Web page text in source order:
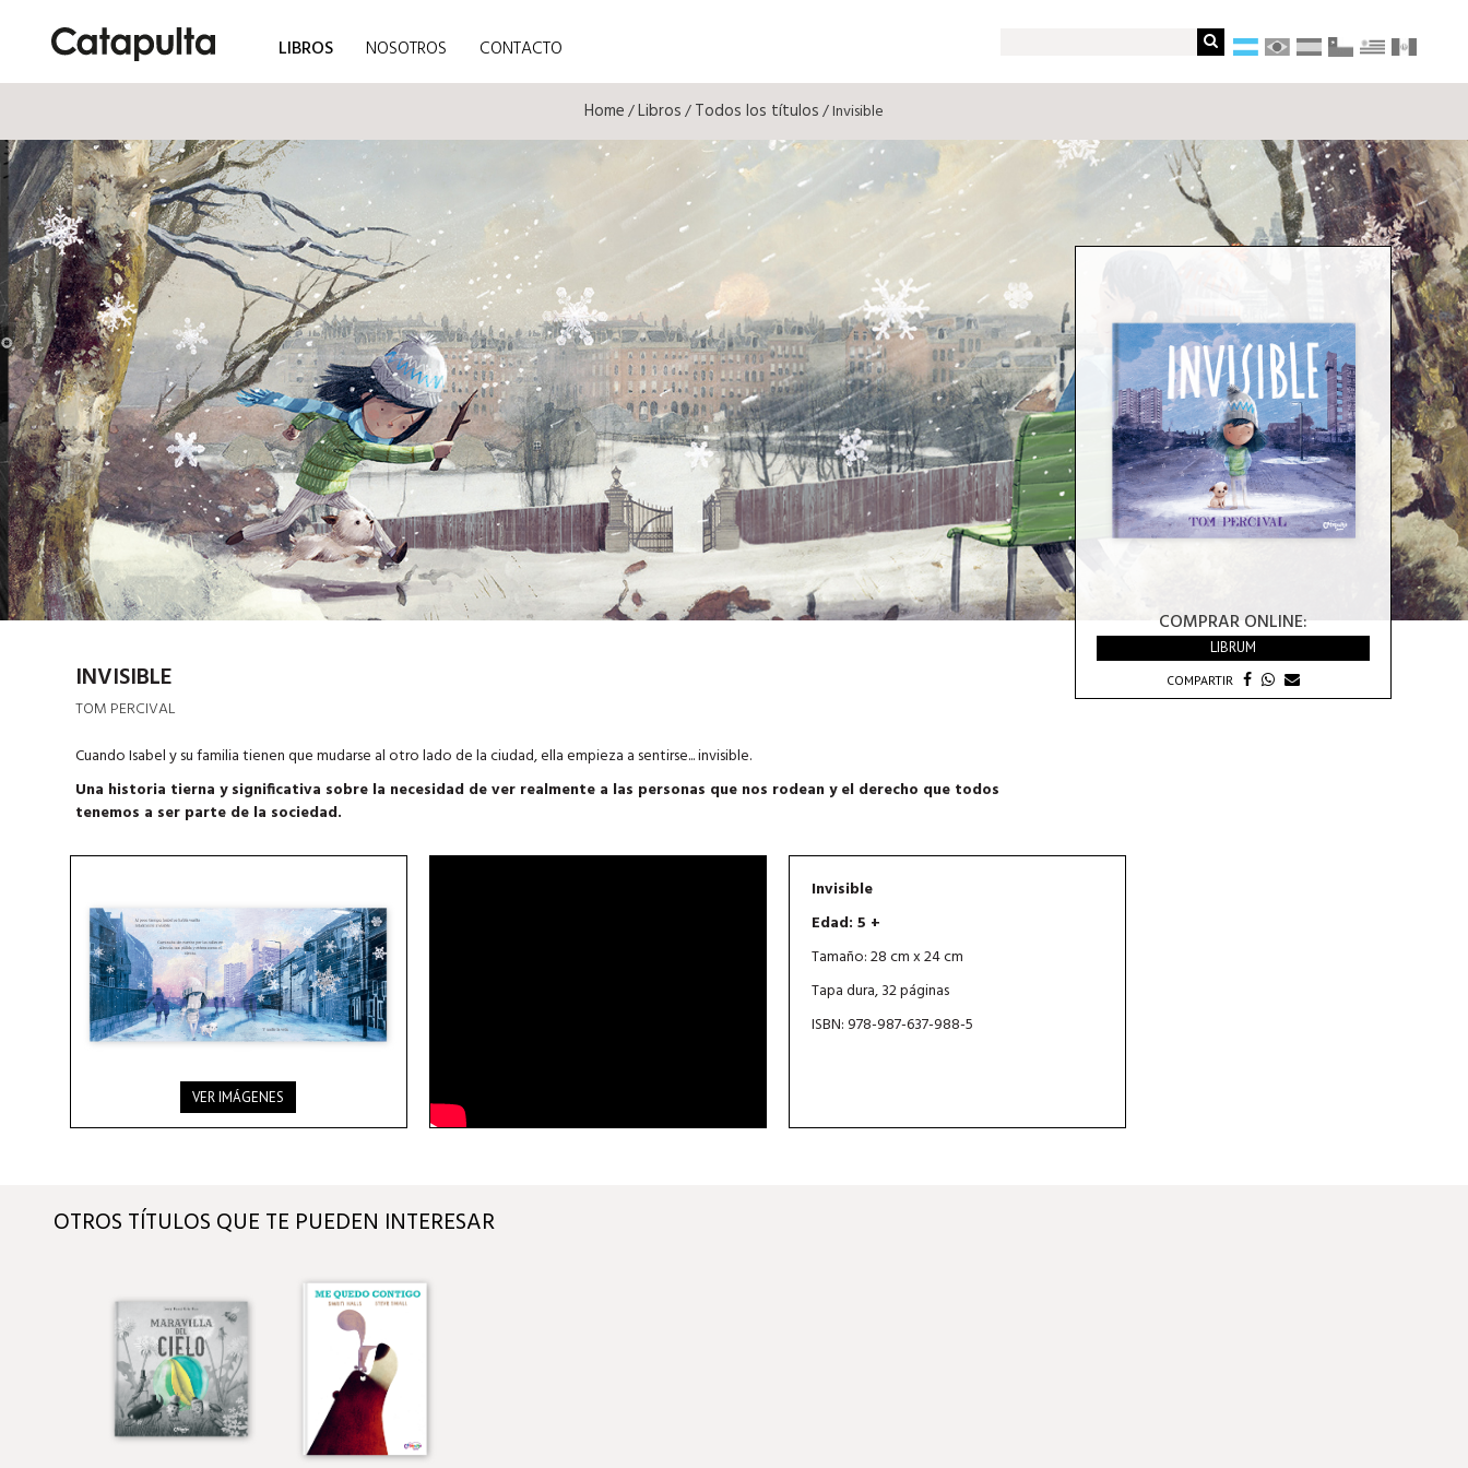
LIBROS NOSOTROS CONTACTO
Home/Libros/Todos los títulos/ Invisible
COMPRAR ONLINE:
LIBRUM
COMPARTIR
INVISIBLE
TOM PERCIVAL
Cuando Isabel y su familia tienen que mudarse al otro lado de la ciudad, ella empieza a sentirse... invisible.
Una historia tierna y significativa sobre la necesidad de ver realmente a las personas que nos rodean y el derecho que todos
tenemos a ser parte de la sociedad.
VER IMÁGENES
Invisible
Edad: 5 +
Tamaño: 28 cm x 24 cm
Tapa dura, 32 páginas
ISBN: 978-987-637-988-5
OTROS TÍTULOS QUE TE PUEDEN INTERESAR